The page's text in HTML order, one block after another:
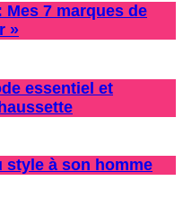
7 marques de
»
essentiel et
style à son homme